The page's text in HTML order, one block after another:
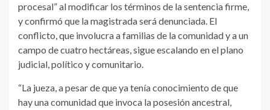
procesal” al modificar los términos de la sentencia firme,
y confirmó que la magistrada será denunciada. El
conflicto, que involucra a familias de la comunidad y a un
campo de cuatro hectáreas, sigue escalando en el plano
judicial, político y comunitario.
“La jueza, a pesar de que ya tenía conocimiento de que
hay una comunidad que invoca la posesión ancestral,